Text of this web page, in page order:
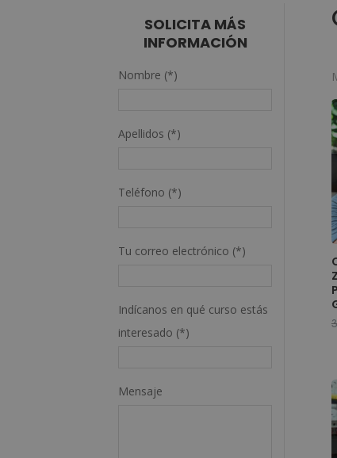
SOLICITA MÁS
INFORMACIÓN
Nombre (*)
Apellidos (*)
Teléfono (*)
Tu correo electrónico (*)
Indícanos en qué curso estás
interesado (*)
Mensaje